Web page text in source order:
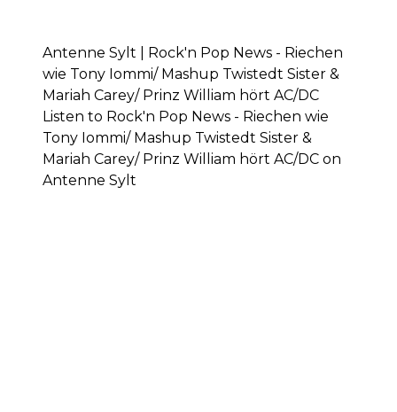
Antenne Sylt | Rock'n Pop News - Riechen
wie Tony Iommi/ Mashup Twistedt Sister &
Mariah Carey/ Prinz William hört AC/DC
Listen to Rock'n Pop News - Riechen wie
Tony Iommi/ Mashup Twistedt Sister &
Mariah Carey/ Prinz William hört AC/DC on
Antenne Sylt